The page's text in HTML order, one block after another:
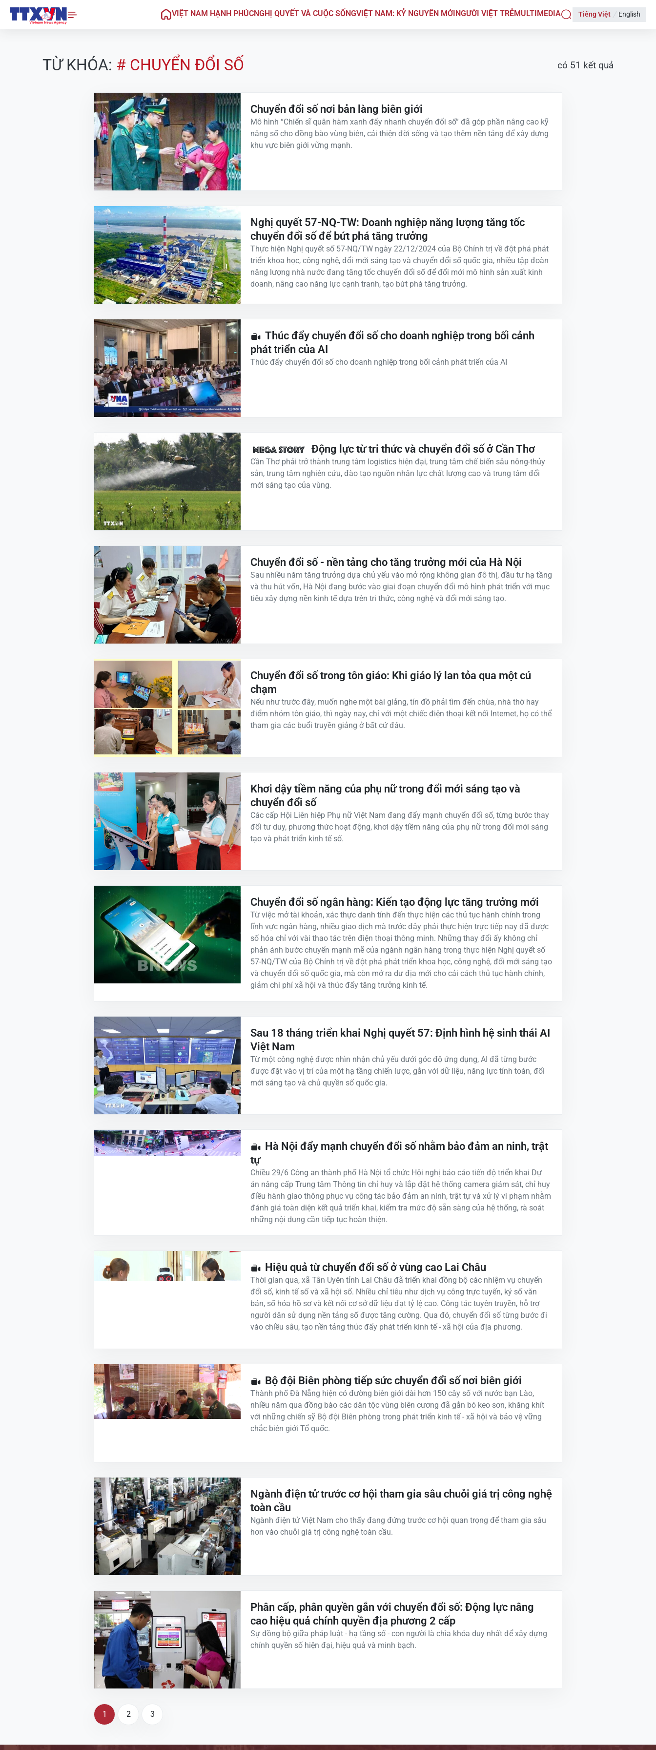
VIỆT NAM HẠNH PHÚCNGHỊ QUYẾT VÀ CUỘC SỐNGVIỆT NAM: KỶ NGUYÊN MỚINGƯỜI VIỆT TRẺMULTIMEDIA Tiếng Việt English
TỪ KHÓA: # CHUYỂN ĐỔI SỐ có 51 kết quả
Chuyển đổi số nơi bản làng biên giới
Mô hình “Chiến sĩ quân hàm xanh đẩy nhanh chuyển đổi số” đã góp phần nâng cao kỹ
năng số cho đồng bào vùng biên, cải thiện đời sống và tạo thêm nền tảng để xây dựng
khu vực biên giới vững mạnh.
Nghị quyết 57-NQ-TW: Doanh nghiệp năng lượng tăng tốc
chuyển đổi số để bứt phá tăng trưởng
Thực hiện Nghị quyết số 57-NQ/TW ngày 22/12/2024 của Bộ Chính trị về đột phá phát
triển khoa học, công nghệ, đổi mới sáng tạo và chuyển đổi số quốc gia, nhiều tập đoàn
năng lượng nhà nước đang tăng tốc chuyển đổi số để đổi mới mô hình sản xuất kinh
doanh, nâng cao năng lực cạnh tranh, tạo bứt phá tăng trưởng.
Thúc đẩy chuyển đổi số cho doanh nghiệp trong bối cảnh
phát triển của AI
Thúc đẩy chuyển đổi số cho doanh nghiệp trong bối cảnh phát triển của AI
Động lực từ tri thức và chuyển đổi số ở Cần Thơ
Cần Thơ phải trở thành trung tâm logistics hiện đại, trung tâm chế biến sâu nông-thủy
sản, trung tâm nghiên cứu, đào tạo nguồn nhân lực chất lượng cao và trung tâm đổi
mới sáng tạo của vùng.
Chuyển đổi số - nền tảng cho tăng trưởng mới của Hà Nội
Sau nhiều năm tăng trưởng dựa chủ yếu vào mở rộng không gian đô thị, đầu tư hạ tầng
và thu hút vốn, Hà Nội đang bước vào giai đoạn chuyển đổi mô hình phát triển với mục
tiêu xây dựng nền kinh tế dựa trên tri thức, công nghệ và đổi mới sáng tạo.
Chuyển đổi số trong tôn giáo: Khi giáo lý lan tỏa qua một cú
chạm
Nếu như trước đây, muốn nghe một bài giảng, tín đồ phải tìm đến chùa, nhà thờ hay
điểm nhóm tôn giáo, thì ngày nay, chỉ với một chiếc điện thoại kết nối Internet, họ có thể
tham gia các buổi truyền giảng ở bất cứ đâu.
Khơi dậy tiềm năng của phụ nữ trong đổi mới sáng tạo và
chuyển đổi số
Các cấp Hội Liên hiệp Phụ nữ Việt Nam đang đẩy mạnh chuyển đổi số, từng bước thay
đổi tư duy, phương thức hoạt động, khơi dậy tiềm năng của phụ nữ trong đổi mới sáng
tạo và phát triển kinh tế số.
Chuyển đổi số ngân hàng: Kiến tạo động lực tăng trưởng mới
Từ việc mở tài khoản, xác thực danh tính đến thực hiện các thủ tục hành chính trong
lĩnh vực ngân hàng, nhiều giao dịch mà trước đây phải thực hiện trực tiếp nay đã được
số hóa chỉ với vài thao tác trên điện thoại thông minh. Những thay đổi ấy không chỉ
phản ánh bước chuyển mạnh mẽ của ngành ngân hàng trong thực hiện Nghị quyết số
57-NQ/TW của Bộ Chính trị về đột phá phát triển khoa học, công nghệ, đổi mới sáng tạo
và chuyển đổi số quốc gia, mà còn mở ra dư địa mới cho cải cách thủ tục hành chính,
giảm chi phí xã hội và thúc đẩy tăng trưởng kinh tế.
Sau 18 tháng triển khai Nghị quyết 57: Định hình hệ sinh thái AI
Việt Nam
Từ một công nghệ được nhìn nhận chủ yếu dưới góc độ ứng dụng, AI đã từng bước
được đặt vào vị trí của một hạ tầng chiến lược, gắn với dữ liệu, năng lực tính toán, đổi
mới sáng tạo và chủ quyền số quốc gia.
Hà Nội đẩy mạnh chuyển đổi số nhằm bảo đảm an ninh, trật
tự
Chiều 29/6 Công an thành phố Hà Nội tổ chức Hội nghị báo cáo tiến độ triển khai Dự
án nâng cấp Trung tâm Thông tin chỉ huy và lắp đặt hệ thống camera giám sát, chỉ huy
điều hành giao thông phục vụ công tác bảo đảm an ninh, trật tự và xử lý vi phạm nhằm
đánh giá toàn diện kết quả triển khai, kiểm tra mức độ sẵn sàng của hệ thống, rà soát
những nội dung cần tiếp tục hoàn thiện.
Hiệu quả từ chuyển đổi số ở vùng cao Lai Châu
Thời gian qua, xã Tân Uyên tỉnh Lai Châu đã triển khai đồng bộ các nhiệm vụ chuyển
đổi số, kinh tế số và xã hội số. Nhiều chỉ tiêu như dịch vụ công trực tuyến, ký số văn
bản, số hóa hồ sơ và kết nối cơ sở dữ liệu đạt tỷ lệ cao. Công tác tuyên truyền, hỗ trợ
người dân sử dụng nền tảng số được tăng cường. Qua đó, chuyển đổi số từng bước đi
vào chiều sâu, tạo nền tảng thúc đẩy phát triển kinh tế - xã hội của địa phương.
Bộ đội Biên phòng tiếp sức chuyển đổi số nơi biên giới
Thành phố Đà Nẵng hiện có đường biên giới dài hơn 150 cây số với nước bạn Lào,
nhiều năm qua đồng bào các dân tộc vùng biên cương đã gắn bó keo sơn, khăng khít
với những chiến sỹ Bộ đội Biên phòng trong phát triển kinh tế - xã hội và bảo vệ vững
chắc biên giới Tổ quốc.
Ngành điện tử trước cơ hội tham gia sâu chuỗi giá trị công nghệ
toàn cầu
Ngành điện tử Việt Nam cho thấy đang đứng trước cơ hội quan trọng để tham gia sâu
hơn vào chuỗi giá trị công nghệ toàn cầu.
Phân cấp, phân quyền gắn với chuyển đổi số: Động lực nâng
cao hiệu quả chính quyền địa phương 2 cấp
Sự đồng bộ giữa pháp luật - hạ tầng số - con người là chìa khóa duy nhất để xây dựng
chính quyền số hiện đại, hiệu quả và minh bạch.
1 2 3